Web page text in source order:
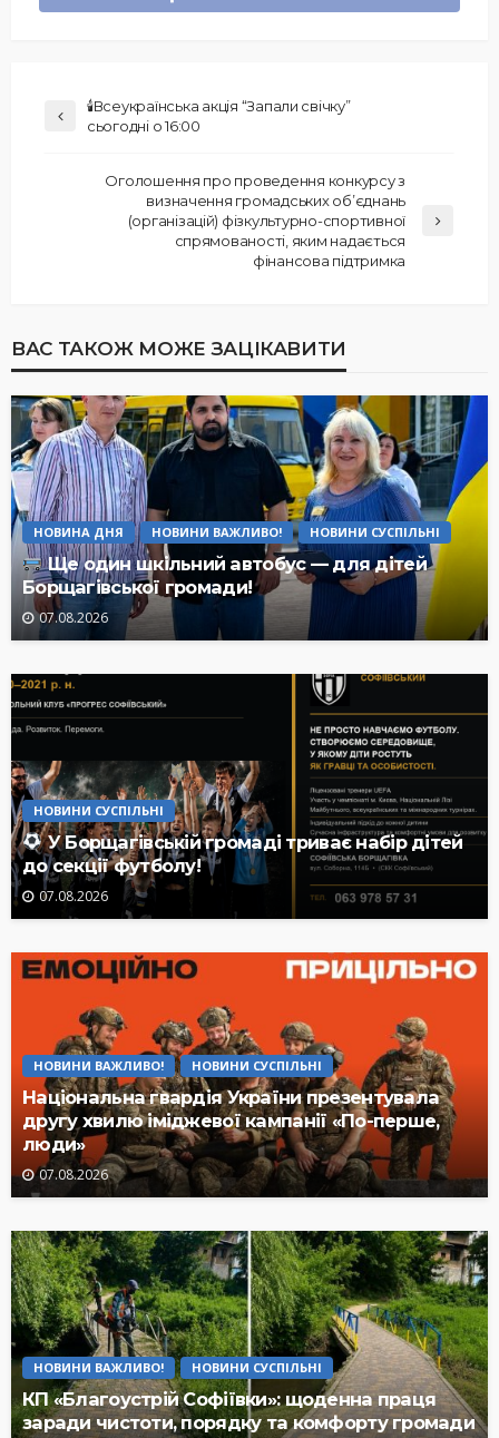
🕯Всеукраїнська акція “Запали свічку”
сьогодні о 16:00
Оголошення про проведення конкурсу з
визначення громадських об’єднань
(організацій) фізкультурно-спортивної
спрямованості, яким надається
фінансова підтримка
ВАС ТАКОЖ МОЖЕ ЗАЦІКАВИТИ
НОВИНА ДНЯ НОВИНИ ВАЖЛИВО! НОВИНИ СУСПІЛЬНІ
Ще один шкільний автобус — для дітей
Борщагівської громади!
07.08.2026
НОВИНИ СУСПІЛЬНІ
У Борщагівській громаді триває набір дітей
до секції футболу!
07.08.2026
НОВИНИ ВАЖЛИВО! НОВИНИ СУСПІЛЬНІ
Національна гвардія України презентувала
другу хвилю іміджевої кампанії «По-перше,
люди»
07.08.2026
НОВИНИ ВАЖЛИВО! НОВИНИ СУСПІЛЬНІ
КП «Благоустрій Софіївки»: щоденна праця
заради чистоти, порядку та комфорту громади